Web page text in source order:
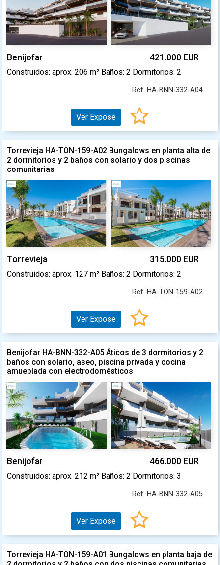
Benijofar 421.000 EUR
Construidos: aprox. 206 m² Baños: 2 Dormitorios: 2
Ref. HA-BNN-332-A04
Ver Expose
Torrevieja HA-TON-159-A02 Bungalows en planta alta de
2 dormitorios y 2 baños con solario y dos piscinas
comunitarias
Torrevieja 315.000 EUR
Construidos: aprox. 127 m² Baños: 2 Dormitorios: 2
Ref. HA-TON-159-A02
Ver Expose
Benijofar HA-BNN-332-A05 Áticos de 3 dormitorios y 2
baños con solario, aseo, piscina privada y cocina
amueblada con electrodomésticos
Benijofar 466.000 EUR
Construidos: aprox. 212 m² Baños: 2 Dormitorios: 3
Ref. HA-BNN-332-A05
Ver Expose
Torrevieja HA-TON-159-A01 Bungalows en planta baja de